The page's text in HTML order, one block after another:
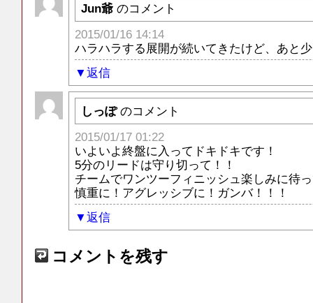
Jun爺 のコメント
2015/01/16 14:14
ハラハラする展開が続いてきたけど、あと
返信
しっぽ のコメント
2015/01/17 01:22
いよいよ終盤に入ってドキドキです！
5分のリードは守り切って！！
チームでワンツーフィニッシュ楽しみに待
慎重に！アグレッシブに！ガンバ！！！
返信
コメントを残す